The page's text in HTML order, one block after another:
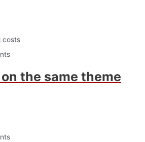
costs
the same theme